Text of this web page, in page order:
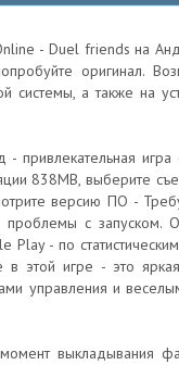
- Duel friends на
оригинал.
системы, а также на
игра
838MB, выберите
версию ПО -
проблемы с
Play - по
этой игре - это
управления и
выкладывания